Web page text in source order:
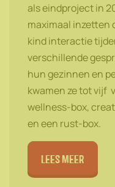
als eindproject in
maximaal inzetten
kind interactie
verschillende
hun gezinnen en
kwamen ze tot vijf
wellness-box,
en een rust-box.
lees meer